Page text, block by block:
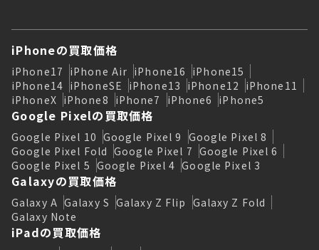
iPhoneの買取価格
iPhone17 iPhone Air iPhone16 iPhone15
iPhone14 iPhoneSE iPhone13 iPhone12 iPhone11
iPhoneX iPhone8 iPhone7 iPhone6 iPhone5
Google Pixelの買取価格
Google Pixel 10 Google Pixel 9 Google Pixel 8
Google Pixel Fold Google Pixel 7 Google Pixel 6
Google Pixel 5 Google Pixel 4 Google Pixel 3
Galaxyの買取価格
Galaxy A Galaxy S Galaxy Z Flip Galaxy Z Fold
Galaxy Note
iPadの買取価格